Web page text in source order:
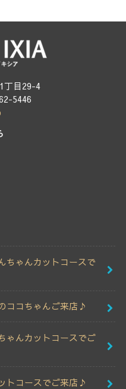
丁目29-4
5446
ちゃんカットコースで
ココちゃんご来店♪
ゃんカットコースでご
トコースでご来店♪